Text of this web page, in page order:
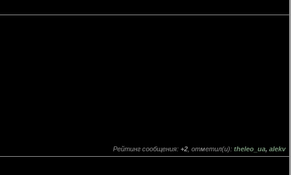
Рейтинг сообщения: +2 , отметил(и): theleo_ua, alekv